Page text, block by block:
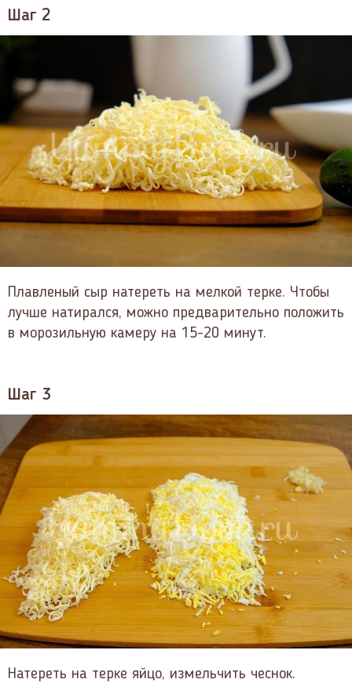
Шаг 2
Плавленый сыр натереть на мелкой терке. Чтобы
лучше натирался, можно предварительно положить
в морозильную камеру на 15-20 минут.
Шаг 3
Натереть на терке яйцо, измельчить чеснок.